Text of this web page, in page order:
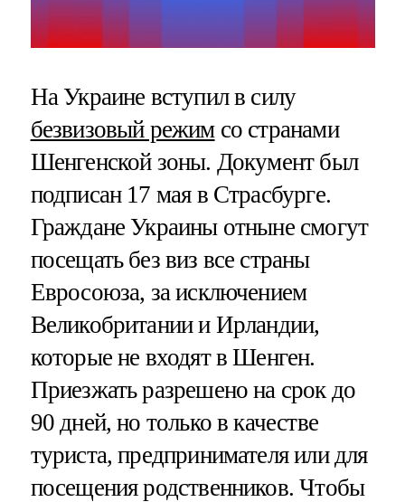
На Украине вступил в силу
безвизовый режимсо странами
Шенгенской зоны. Документ был
подписан 17 мая в Страсбурге.
Граждане Украины отныне смогут
посещать без виз все страны
Евросоюза, за исключением
Великобритании и Ирландии,
которые не входят в Шенген.
Приезжать разрешено на срок до
90 дней, но только в качестве
туриста, предпринимателя или для
посещения родственников. Чтобы